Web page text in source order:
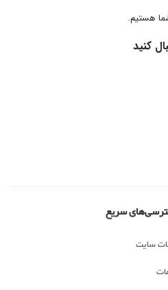
کنید
سریع
سایت